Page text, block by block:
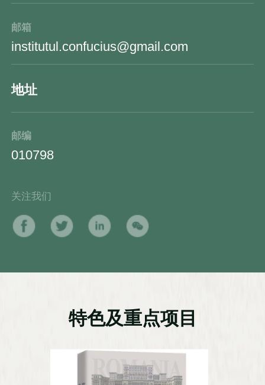
邮箱
institutul.confucius@gmail.com
地址
邮编
010798
关注我们
特色及重点项目